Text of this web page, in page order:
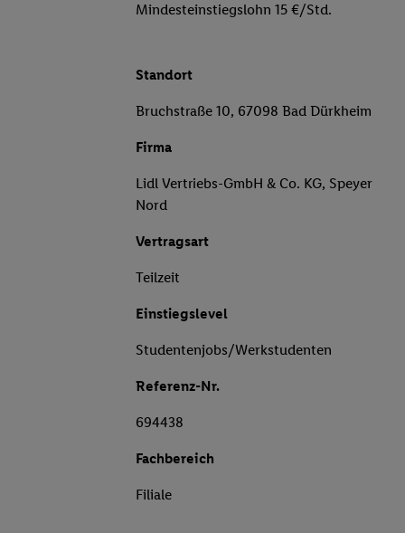
Mindesteinstiegslohn 15 €/Std.
Standort
Bruchstraße 10, 67098 Bad Dürkheim
Firma
Lidl Vertriebs-GmbH & Co. KG, Speyer
Nord
Vertragsart
Teilzeit
Einstiegslevel
Studentenjobs/Werkstudenten
Referenz-Nr.
694438
Fachbereich
Filiale